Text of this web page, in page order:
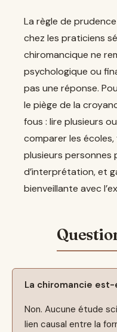
La règle de
chez les praticiens
chiromancique ne
psychologique ou
pas une réponse.
le piège de la
fous : lire plusieurs
comparer les écoles,
plusieurs personnes
d’interprétation, et
bienveillante avec
La chiromancie
Non. Aucune étude
lien causal entre la